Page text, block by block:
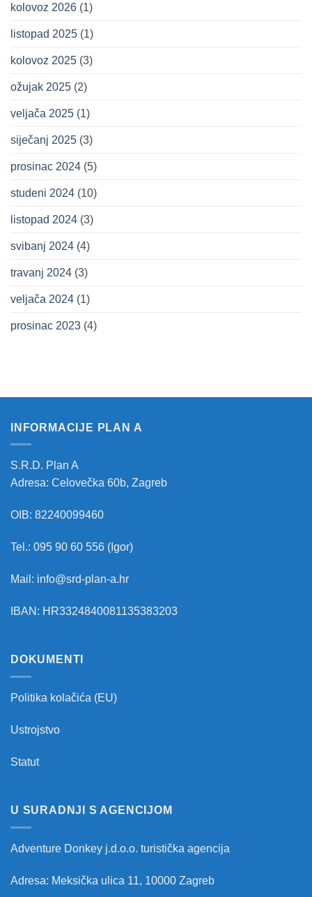
kolovoz 2026 (1)
listopad 2025 (1)
kolovoz 2025 (3)
ožujak 2025 (2)
veljača 2025 (1)
siječanj 2025 (3)
prosinac 2024 (5)
studeni 2024 (10)
listopad 2024 (3)
svibanj 2024 (4)
travanj 2024 (3)
veljača 2024 (1)
prosinac 2023 (4)
INFORMACIJE PLAN A
S.R.D. Plan A
Adresa: Celovečka 60b, Zagreb
OIB: 82240099460
Tel.: 095 90 60 556 (Igor)
Mail: info@srd-plan-a.hr
IBAN: HR3324840081135383203
DOKUMENTI
Politika kolačića (EU)
Ustrojstvo
Statut
U SURADNJI S AGENCIJOM
Adventure Donkey j.d.o.o. turistička agencija
Adresa: Meksička ulica 11, 10000 Zagreb